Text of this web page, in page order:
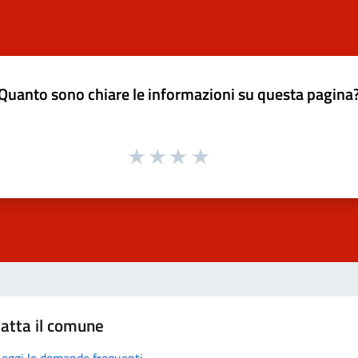
sono chiare le informazioni su questa
il comune